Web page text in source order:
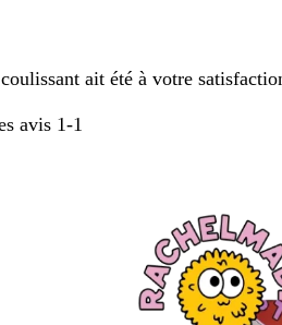
ait été à votre
avis 1-1